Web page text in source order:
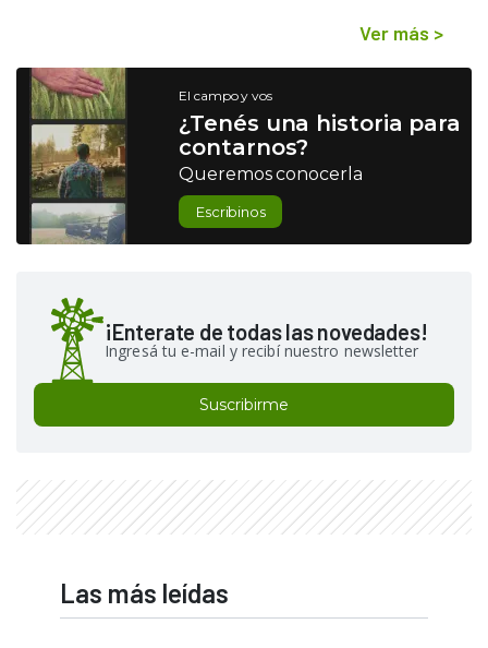
Ver más >
El campo y vos
¿Tenés una historia para
contarnos?
Queremos conocerla
Escribinos
¡Enterate de todas las novedades!
Ingresá tu e-mail y recibí nuestro newsletter
Suscribirme
Las más leídas